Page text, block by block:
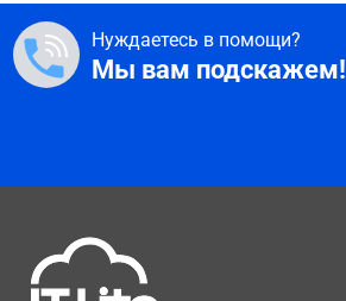
Нуждаетесь в помощи?
Мы вам подскажем!